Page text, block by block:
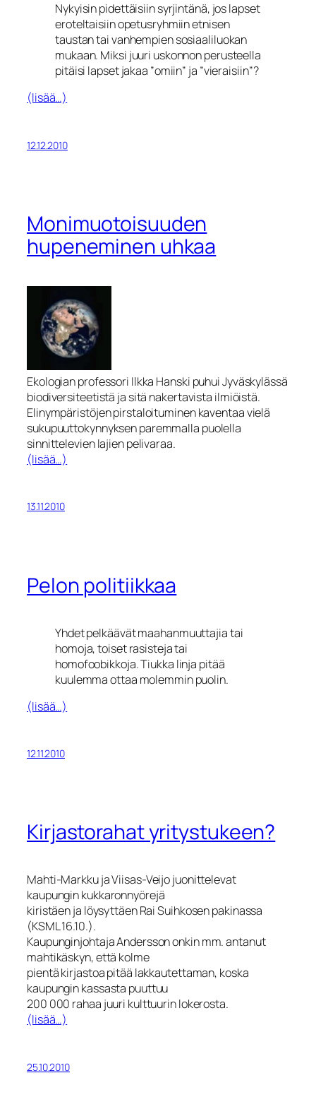
Nykyisin pidettäisiin syrjintänä, jos lapset
eroteltaisiin opetusryhmiin etnisen
taustan tai vanhempien sosiaaliluokan
mukaan. Miksi juuri uskonnon perusteella
pitäisi lapset jakaa ”omiin” ja ”vieraisiin”?
(lisää…)
12.12.2010
Monimuotoisuuden
hupeneminen uhkaa
Ekologian professori Ilkka Hanski puhui Jyväskylässä
biodiversiteetistä ja sitä nakertavista ilmiöistä.
Elinympäristöjen pirstaloituminen kaventaa vielä
sukupuuttokynnyksen paremmalla puolella
sinnittelevien lajien pelivaraa.
(lisää…)
13.11.2010
Pelon politiikkaa
Yhdet pelkäävät maahanmuuttajia tai
homoja, toiset rasisteja tai
homofoobikkoja. Tiukka linja pitää
kuulemma ottaa molemmin puolin.
(lisää…)
12.11.2010
Kirjastorahat yritystukeen?
Mahti-Markku ja Viisas-Veijo juonittelevat
kaupungin kukkaronnyörejä
kiristäen ja löysyttäen Rai Suihkosen pakinassa
(KSML 16.10.).
Kaupunginjohtaja Andersson onkin mm. antanut
mahtikäskyn, että kolme
pientä kirjastoa pitää lakkautettaman, koska
kaupungin kassasta puuttuu
200 000 rahaa juuri kulttuurin lokerosta.
(lisää…)
25.10.2010